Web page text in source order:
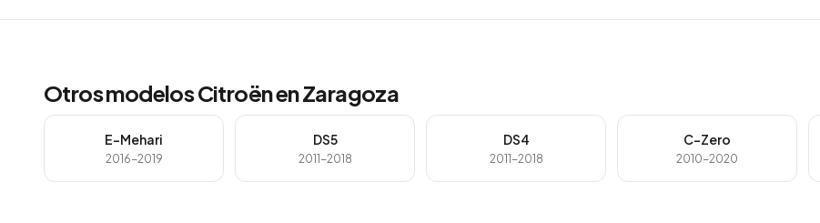
Otros modelosCitroënenZaragoza
E-Mehari
2016-2019
DS5
2011-2018
DS4
2011-2018
C-Zero
2010-2020